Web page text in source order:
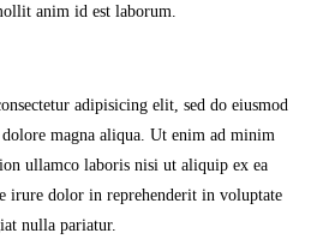
anim id est laborum.
adipisicing elit, sed do eiusmod
magna aliqua. Ut enim ad minim
ullamco laboris nisi ut aliquip ex ea
irure dolor in reprehenderit in voluptate
nulla pariatur.